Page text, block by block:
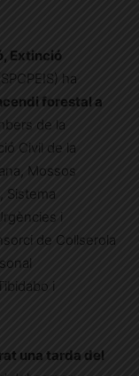
Extinció
ha
forestal a
de la
Civil de la
Mossos
Sistema
i
de Collserola
i
una tarda del